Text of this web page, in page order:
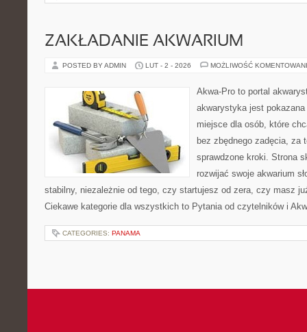
ZAKŁADANIE AKWARIUM
POSTED BY ADMIN LUT - 2 - 2026 MOŻLIWOŚĆ
Akwa-Pro to portal
akwarystyka jest
miejsce dla osób, które
bez zbędnego zadęcia, za
sprawdzone kroki. Strona
rozwijać swoje akwarium
stabilny, niezależnie od tego, czy startujesz od zera, czy masz
Ciekawe kategorie dla wszystkich to Pytania od czytelników i
CATEGORIES: PANAMA